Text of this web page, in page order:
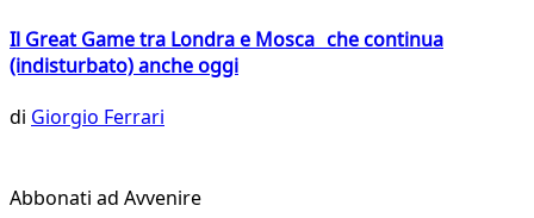
Il Great Game tra Londra e Mosca che continua
(indisturbato) anche oggi
di Giorgio Ferrari
Abbonati ad Avvenire